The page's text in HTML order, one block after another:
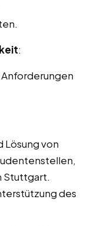
:
Lösung von
Stuttgart.
des